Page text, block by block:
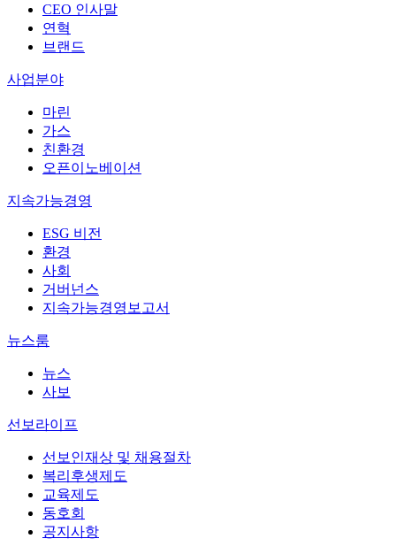
CEO 인사말
연혁
브랜드
사업분야
마린
가스
친환경
오픈이노베이션
지속가능경영
ESG 비전
환경
사회
거버넌스
지속가능경영보고서
뉴스룸
뉴스
사보
선보라이프
선보인재상 및 채용절차
복리후생제도
교육제도
동호회
공지사항